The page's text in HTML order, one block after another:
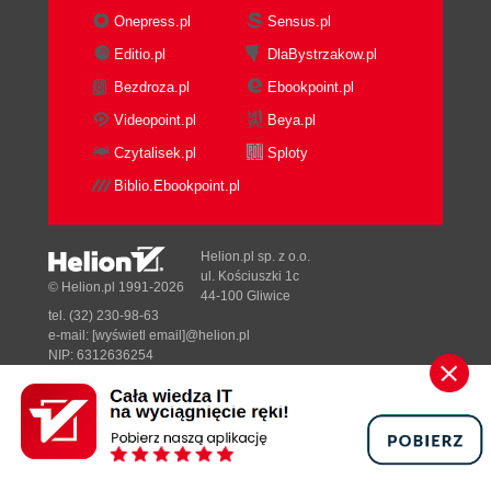
Schema (117)
Dodatek B XSLT - instrukcje (119)
Dodatek C MathML (123)
Deklarowanie MathML w dokumencie HTML (124)
Instrukcje podstawowe (124)
<mi> (125)
<mtext> (126)
<mspace> (126)
<ms> (127)
<mglyph> (127)
Konstrukcja wyrażeń matematycznych w MathML
(127)
<mrow> (127)
<mfrac> (128)
Onepress.pl
Sensus.pl
Editio.pl
DlaBystrzakow.pl
Bezdroza.pl
Ebookpoint.pl
Videopoint.pl
Beya.pl
Czytalisek.pl
Sploty
Biblio.Ebookpoint.pl
Designed with ♥ byTonik.pl
© Helion.pl 1991-2026
Helion.pl sp. z o.o.
ul. Kościuszki 1c
44-100 Gliwice
tel. (32) 230-98-63
e-mail: [wyświetl email]@helion.pl
NIP: 6312636254
Pełna wersja strony »